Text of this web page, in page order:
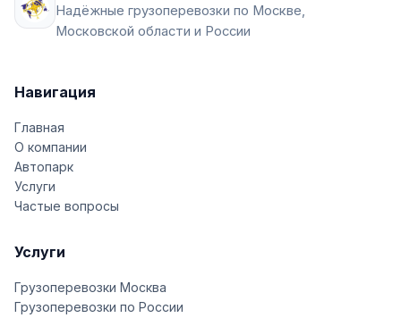
Надёжные грузоперевозки по Москве,
Московской области и России
Навигация
Главная
О компании
Автопарк
Услуги
Частые вопросы
Услуги
Грузоперевозки Москва
Грузоперевозки по России